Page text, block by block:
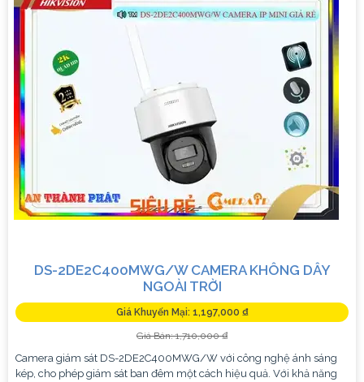
DS-2DE2C400MWG/W CAMERA KHÔNG DÂY
NGOÀI TRỜI
Giá Khuyến Mại: 1,197,000 ₫
Giá Bán: 1,710,000 ₫
Camera giám sát DS-2DE2C400MWG/W với công nghệ ánh sáng
kép, cho phép giám sát ban đêm một cách hiệu quả. Với khả năng